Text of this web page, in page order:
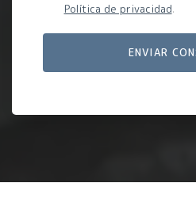
Política de privacidad.